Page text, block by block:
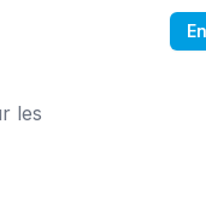
les